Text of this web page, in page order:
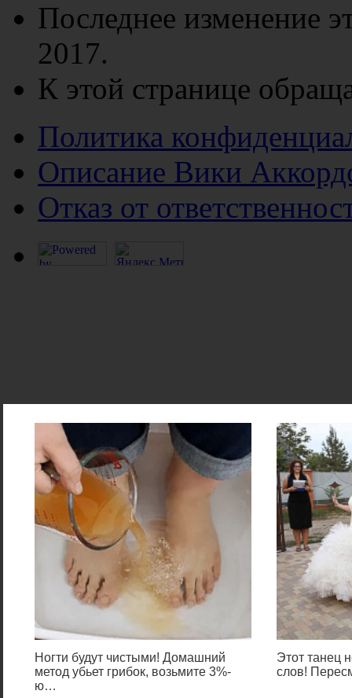
Ногти будут чистыми! Домашний
метод убьет грибок, возьмите 3%-
ю…
Этот танец
слов!
Последнее изменение
2017.
К этой странице
Политика
Описание Вики
Отказ от